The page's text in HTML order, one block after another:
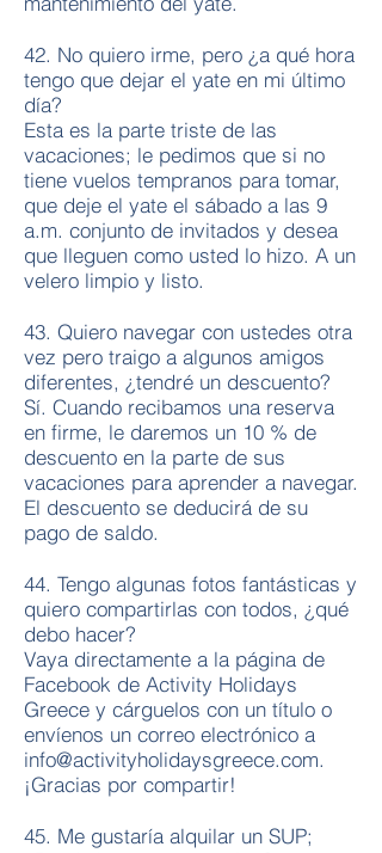
42. No quiero irme, pero ¿a qué hora
tengo que dejar el yate en mi último
día?
Esta es la parte triste de las
vacaciones; le pedimos que si no
tiene vuelos tempranos para tomar,
que deje el yate el sábado a las 9
a.m. conjunto de invitados y desea
que lleguen como usted lo hizo. A un
velero limpio y listo.
43. Quiero navegar con ustedes otra
vez pero traigo a algunos amigos
diferentes, ¿tendré un descuento?
Sí. Cuando recibamos una reserva
en firme, le daremos un 10 % de
descuento en la parte de sus
vacaciones para aprender a navegar.
El descuento se deducirá de su
pago de saldo.
44. Tengo algunas fotos fantásticas y
quiero compartirlas con todos, ¿qué
debo hacer?
Vaya directamente a la página de
Facebook de Activity Holidays
Greece y cárguelos con un título o
envíenos un correo electrónico a
info@activityholidaysgreece.com.
¡Gracias por compartir!
45. Me gustaría alquilar un SUP;